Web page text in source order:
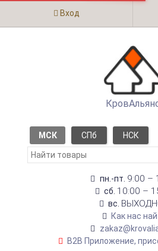
Вход
МСК СПб НСК
пн.-пт. 9:00 –
сб. 10:00 –
вс.
Как нас
B2B Приложение,